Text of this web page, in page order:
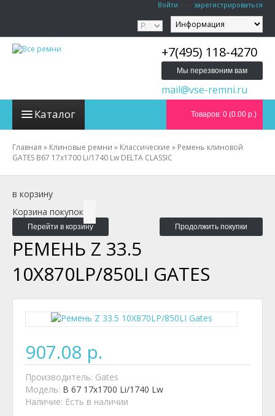
Войти зарегистрироваться
+7(495) 118-4270
Мы перезвоним вам
mail@vse-remni.ru
Каталог Товаров: 0 (0.00 р.)
Главная » Клиновые ремни » Классические » Ремень клиновой
GATES B67 17x1700 Li/1740 Lw DELTA CLASSIC
в корзину
Корзина покупок
Перейти в корзину Продолжить покупки
РЕМЕНЬ Z 33.5
10X870LP/850LI GATES
907.08 р.
Производитель: Gates
Модель: B 67 17x1700 Li/1740 Lw
Наличие: Есть в наличии